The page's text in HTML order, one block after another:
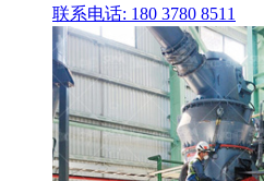
联系电话: 180 3780 8511